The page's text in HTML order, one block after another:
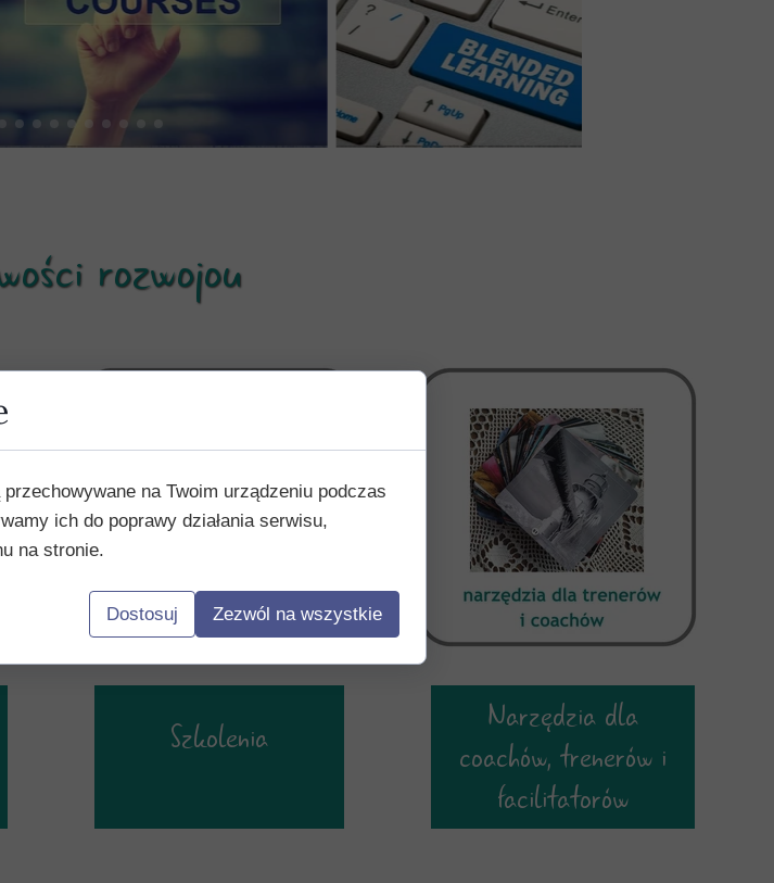
rozwojou
Szkolenia
Narzędzia dla
coachów, trenerów i
facilitatorów
na Twoim urządzeniu podczas
ich do poprawy działania serwisu,
na stronie.
Dostosuj Zezwól na wszystkie